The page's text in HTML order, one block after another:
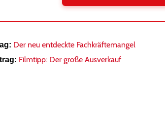
Der neu entdeckte Fachkräftemangel
Filmtipp: Der große Ausverkauf